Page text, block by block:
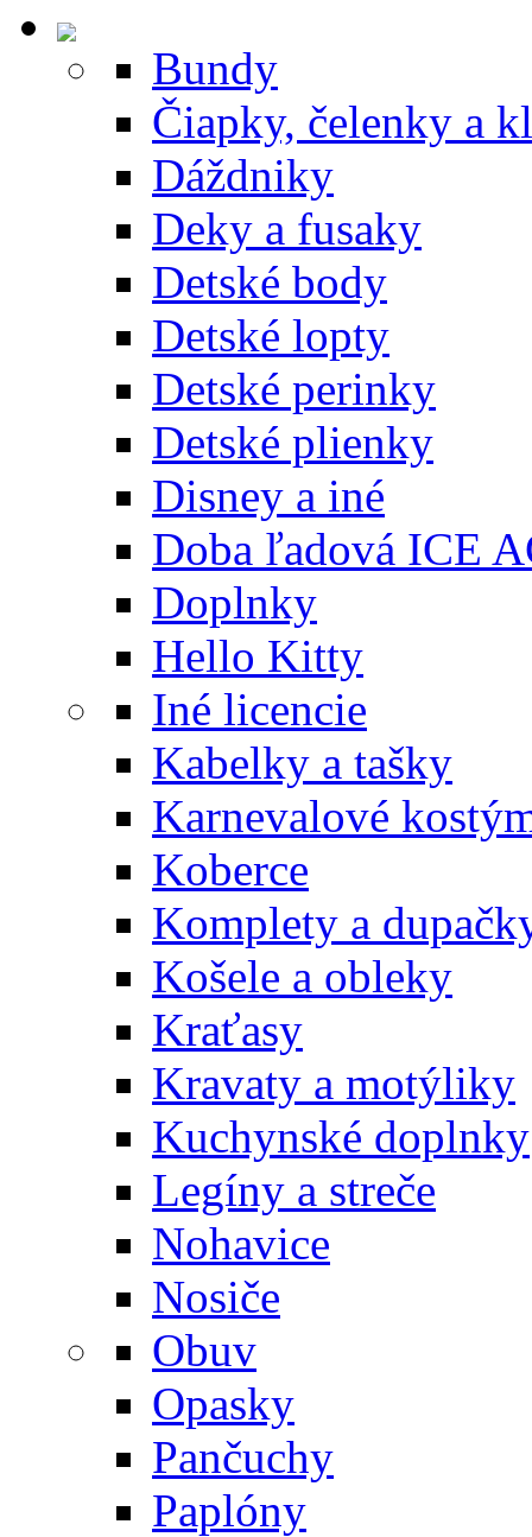
Bundy
Čiapky, čelenky a
Dáždniky
Deky a fusaky
Detské body
Detské lopty
Detské perinky
Detské plienky
Disney a iné
Doba ľadová ICE
Doplnky
Hello Kitty
Iné licencie
Kabelky a tašky
Karnevalové
Koberce
Komplety a
Košele a obleky
Kraťasy
Kravaty a motýliky
Kuchynské doplnky
Legíny a streče
Nohavice
Nosiče
Obuv
Opasky
Pančuchy
Paplóny